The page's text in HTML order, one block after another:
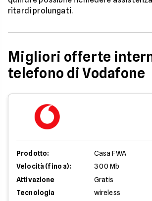
ritardi prolungati.
Migliori offerte
telefono di Vodafone
Prodotto:
Casa FWA
Velocità (fino a):
300 Mb
Attivazione
Gratis
Tecnologia
wireless